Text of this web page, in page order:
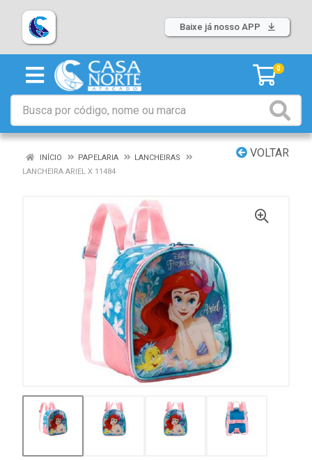
Baixe já nosso APP
0
VOLTAR
INÍCIO PAPELARIA
LANCHEIRAS
LANCHEIRA ARIEL X 11484